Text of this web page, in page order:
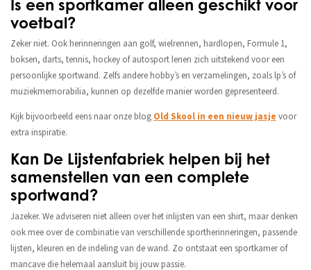
Is een sportkamer alleen geschikt voor
voetbal?
Zeker niet. Ook herinneringen aan golf, wielrennen, hardlopen, Formule 1,
boksen, darts, tennis, hockey of autosport lenen zich uitstekend voor een
persoonlijke sportwand. Zelfs andere hobby’s en verzamelingen, zoals lp’s of
muziekmemorabilia, kunnen op dezelfde manier worden gepresenteerd.
Kijk bijvoorbeeld eens naar onze blog Old Skool in een nieuw jasje voor
extra inspiratie.
Kan De Lijstenfabriek helpen bij het
samenstellen van een complete
sportwand?
Jazeker. We adviseren niet alleen over het inlijsten van een shirt, maar denken
ook mee over de combinatie van verschillende sportherinneringen, passende
lijsten, kleuren en de indeling van de wand. Zo ontstaat een sportkamer of
mancave die helemaal aansluit bij jouw passie.